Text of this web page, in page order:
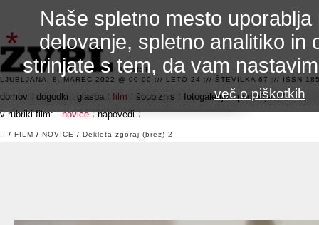
3.2 alfa R
LJUBLJANA, 8. MAREC 2022 @ 00:00 :// LETO 24 :// ŠTEVILKA 67 :// ISSN
domov dogodki glasba film šoubiznis fotogalerije
področje 42
v rubriki film:
novice napovedi
/ FILM / NOVICE / Dekleta zgoraj (brez) 2
Naše spletno mesto
delovanje, spletno analitiko in
strinjate s tem, da vam
več o piškotkih